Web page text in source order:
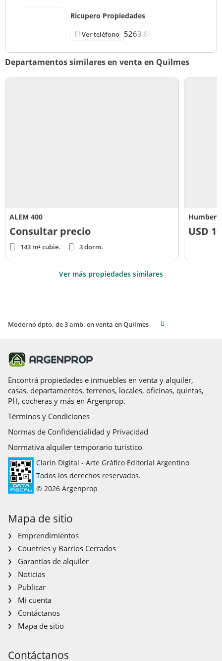
Ricupero Propiedades
Ver teléfono 5263 89
Departamentos similares en venta en Quilmes
ALEM 400
Consultar precio
143 m² cubie. 3 dorm.
USD
Ver más propiedades similares
Moderno dpto. de 3 amb. en venta en Quilmes
Encontrá propiedades e inmuebles en venta y alquiler,
casas, departamentos, terrenos, locales, oficinas, quintas,
PH, cocheras y más en Argenprop.
Términos y Condiciones
Normas de Confidencialidad y Privacidad
Normativa alquiler temporario turístico
Clarín Digital - Arte Gráfico Editorial Argentino
Todos los derechos reservados.
© 2026 Argenprop
Mapa de sitio
Emprendimientos
Countries y Barrios Cerrados
Garantías de alquiler
Noticias
Publicar
Mi cuenta
Contáctanos
Mapa de sitio
Contáctanos